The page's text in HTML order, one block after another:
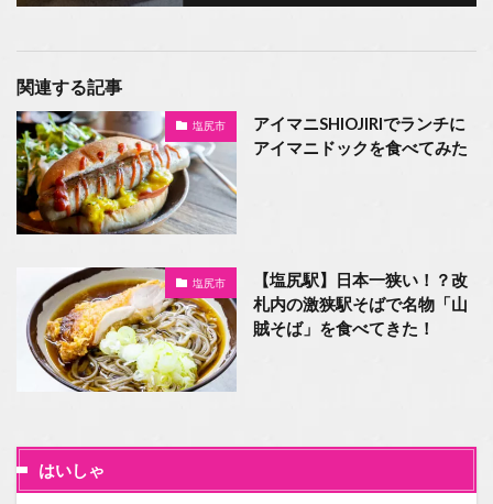
関連する記事
塩尻市
アイマニSHIOJIRIでランチに
アイマニドックを食べてみた
塩尻市
【塩尻駅】日本一狭い！？改
札内の激狭駅そばで名物「山
賊そば」を食べてきた！
はいしゃ